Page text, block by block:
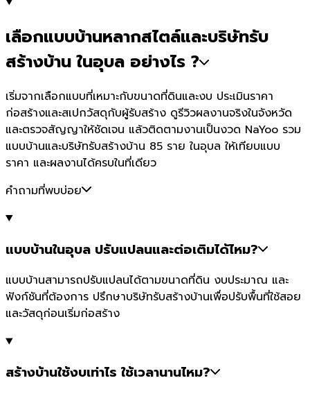
เลือกแบบบ้านหลากสไตล์และบริษัทรับ
สร้างบ้าน ในอุบล อย่างไร ?
เริ่มจากเลือกแบบที่เหมาะกับขนาดที่ดินและงบ ประเมินราคา
ก่อสร้างและสเปกวัสดุกับผู้รับสร้าง ดูรีวิวผลงานจริงในจังหวัด
และตรวจสัญญาให้ชัดเจน แล้วติดตามงานเป็นงวด NaYoo รวม
แบบบ้านและบริษัทรับสร้างบ้าน 85 ราย ในอุบล ให้เทียบแบบ
ราคา และผลงานได้ครบในที่เดียว
คำถามที่พบบ่อย
แบบบ้านในอุบล ปรับแปลนและต่อเติมได้ไหม?
แบบบ้านสามารถปรับแปลนได้ตามขนาดที่ดิน งบประมาณ และ
ฟังก์ชันที่ต้องการ ปรึกษาบริษัทรับสร้างบ้านเพื่อปรับพื้นที่ใช้สอย
และวัสดุก่อนเริ่มก่อสร้าง
สร้างบ้านใช้งบเท่าไร ใช้เวลานานไหม?